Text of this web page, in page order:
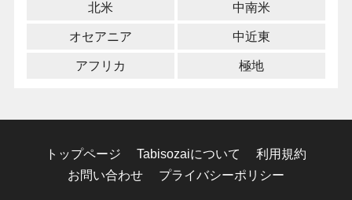
北米 中南米
オセアニア 中近東
アフリカ 極地
トップページ Tabisozaiについて
利用規約
お問い合わせ
プライバシーポリシー